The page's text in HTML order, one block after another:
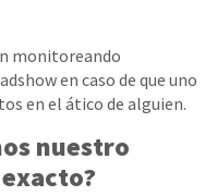
monitoreando
en caso de que uno
en el ático de alguien.
nuestro